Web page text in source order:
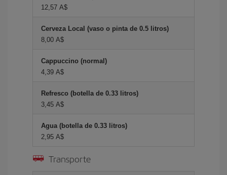
12,57 A$
Cerveza Local (vaso o pinta de 0.5 litros)
8,00 A$
Cappuccino (normal)
4,39 A$
Refresco (botella de 0.33 litros)
3,45 A$
Agua (botella de 0.33 litros)
2,95 A$
Transporte